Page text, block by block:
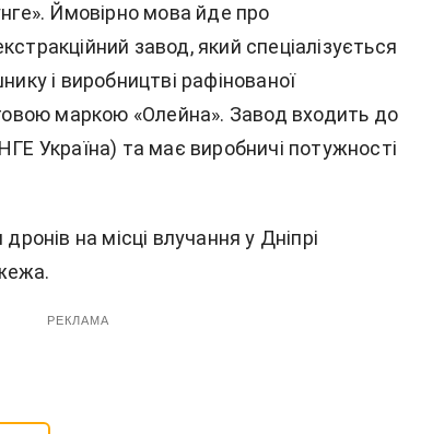
Ймовірно мова йде про
завод, який спеціалізується
і виробництві рафінованої
маркою «Олейна». Завод входить до
Україна) та має виробничі потужності
на місці влучання у Дніпрі
РЕКЛАМА